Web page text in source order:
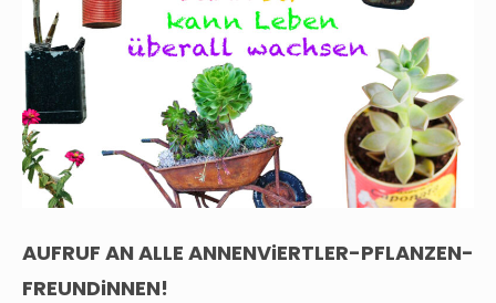
AUFRUF AN ALLE ANNENViERTLER-PFLANZEN-
FREUNDiNNEN!